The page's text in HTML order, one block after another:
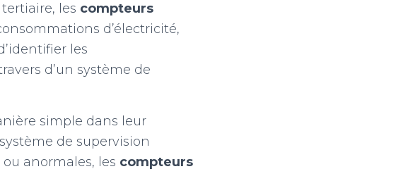
les compteurs
d’électricité,
les
d’un système de
simple dans leur
de supervision
anormales, les compteurs